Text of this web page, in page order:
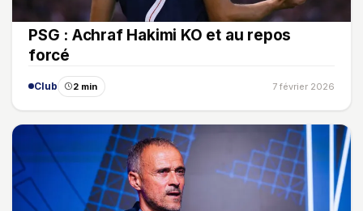
PSG : Achraf Hakimi KO et au repos
forcé
Club 2 min 7 février 2026